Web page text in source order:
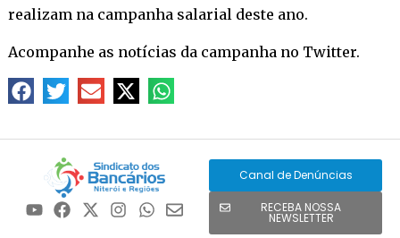
realizam na campanha salarial deste ano.
Acompanhe as notícias da campanha no Twitter.
Canal de Denúncias
RECEBA NOSSA
NEWSLETTER